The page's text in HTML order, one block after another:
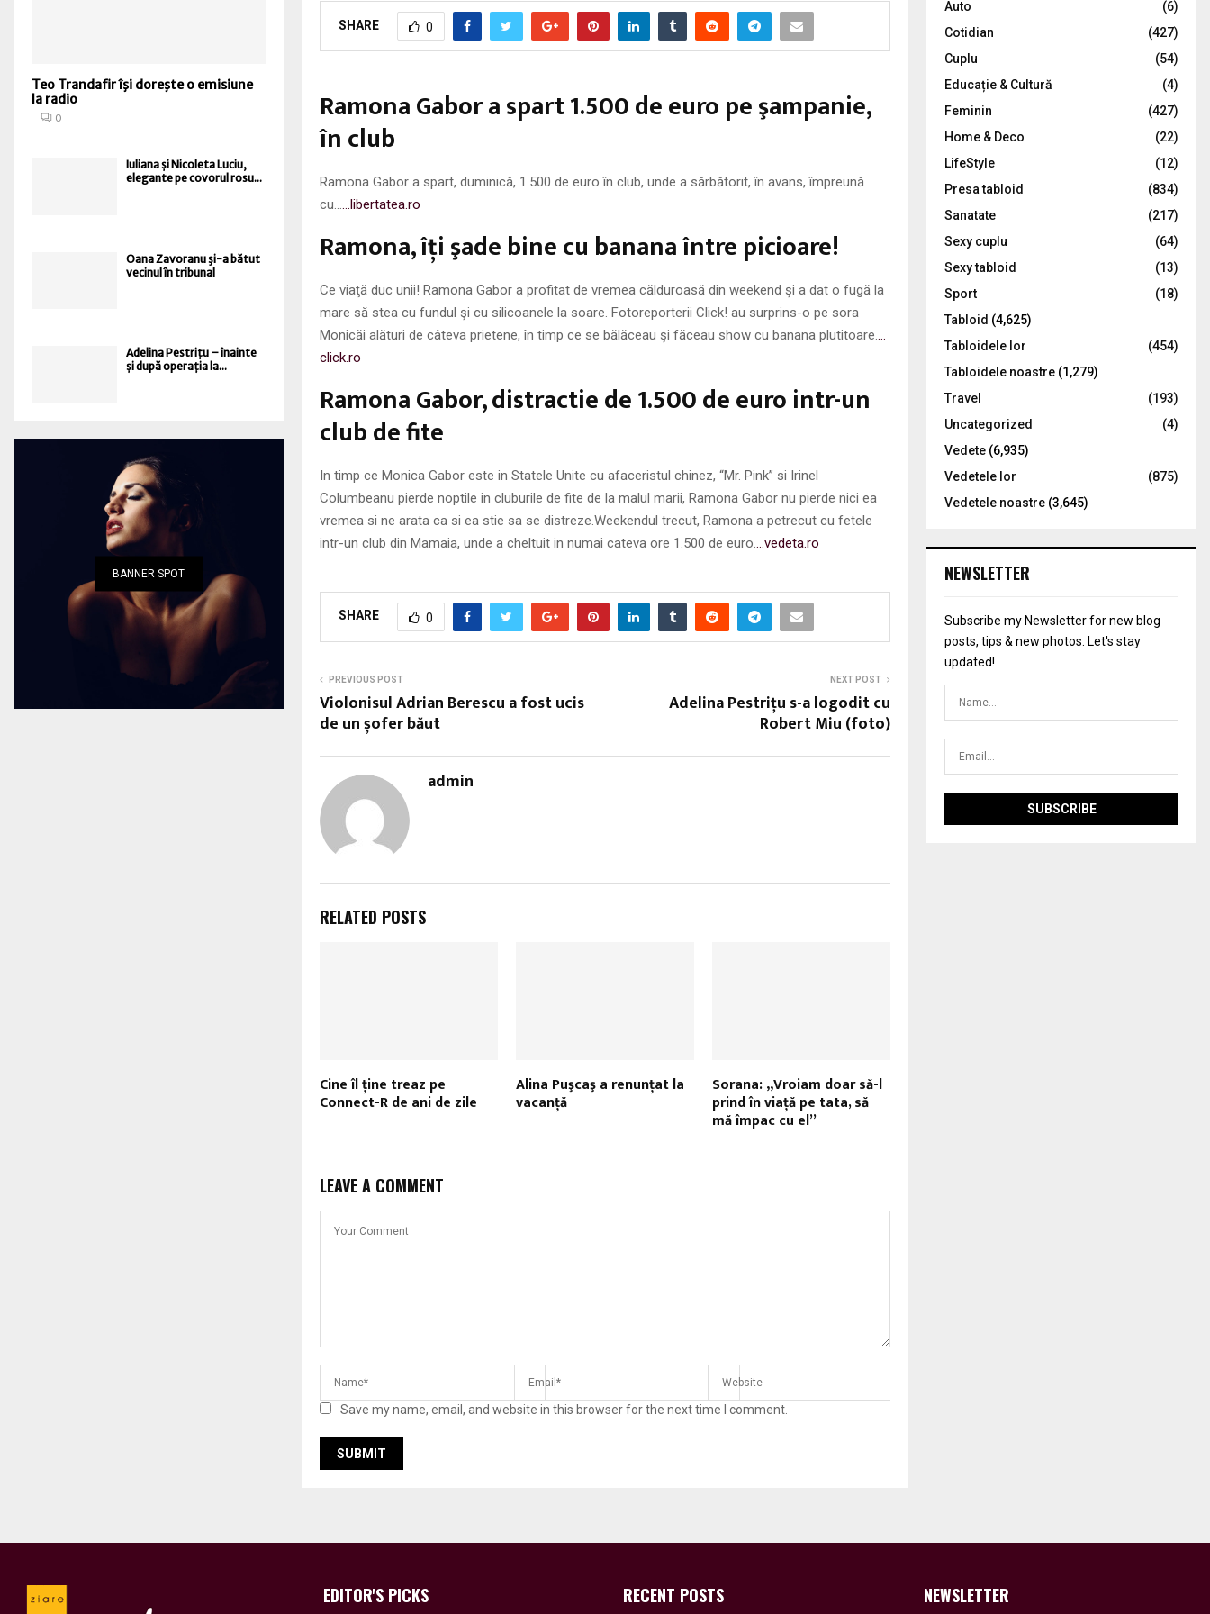
SHARE 0
Ramona Gabor a spart 1.500 de euro pe şampanie,
în club
Ramona Gabor a spart, duminică, 1.500 de euro în club, unde a sărbătorit, în avans, împreună
cu…
…libertatea.ro
Ramona, îţi şade bine cu banana între picioare!
Ce viaţă duc unii! Ramona Gabor a profitat de vremea călduroasă din weekend şi a dat o fugă la
mare să stea cu fundul şi cu silicoanele la soare. Fotoreporterii Click! au surprins-o pe sora
Monicăi alături de câteva prietene, în timp ce se bălăceau şi făceau show cu banana plutitoare.
click.ro
Ramona Gabor, distractie de 1.500 de euro intr-un
club de fite
In timp ce Monica Gabor este in Statele Unite cu afaceristul chinez, “Mr. Pink” si Irinel
Columbeanu pierde noptile in cluburile de fite de la malul marii, Ramona Gabor nu pierde nici ea
vremea si ne arata ca si ea stie sa se distreze.Weekendul trecut, Ramona a petrecut cu fetele
intr-un club din Mamaia, unde a cheltuit in numai cateva ore 1.500 de euro.
…vedeta.ro
SHARE 0
PREVIOUS POST
Violonisul Adrian Berescu a fost ucis
de un șofer băut
NEXT POST
Adelina Pestriţu s-a logodit cu
Robert Miu (foto)
admin
RELATED POSTS
Cine îl ţine treaz pe
Connect-R de ani de zile
Alina Puşcaş a renunțat la
vacanță
Sorana: „Vroiam doar să-l
prind în viaţă pe tata, să
mă împac cu el”
LEAVE A COMMENT
Save my name, email, and website in this browser for the next time I comment.
Teo Trandafir îşi doreşte o emisiune
la radio
0
Iuliana și Nicoleta Luciu,
elegante pe covorul rosu...
Oana Zavoranu şi-a bătut
vecinul în tribunal
Adelina Pestrițu – înainte
și după operația la...
BANNER SPOT
:
C
Auto
(6)
Cotidian
(427)
Cuplu
(54)
Educație & Cultură
(4)
Feminin
(427)
Home & Deco
(22)
LifeStyle
(12)
Presa tabloid
(834)
Sanatate
(217)
Sexy cuplu
(64)
Sexy tabloid
(13)
Sport
(18)
Tabloid (4,625)
Tabloidele lor
(454)
Tabloidele noastre (1,279)
Travel
(193)
Uncategorized
(4)
Vedete (6,935)
Vedetele lor
(875)
Vedetele noastre (3,645)
NEWSLETTER
Subscribe my Newsletter for new blog
posts, tips & new photos. Let's stay
updated!
EDITOR'S PICKS RECENT POSTS NEWSLETTER